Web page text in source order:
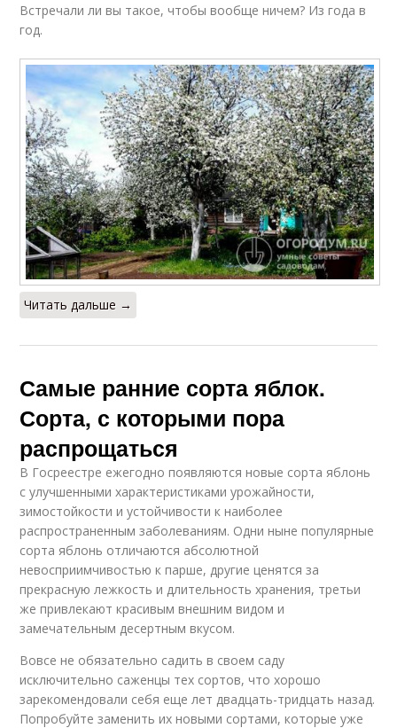
Встречали ли вы такое, чтобы вообще ничем? Из года в
год.
Читать дальше →
Самые ранние сорта яблок.
Сорта, с которыми пора
распрощаться
В Госреестре ежегодно появляются новые сорта яблонь
с улучшенными характеристиками урожайности,
зимостойкости и устойчивости к наиболее
распространенным заболеваниям. Одни ныне популярные
сорта яблонь отличаются абсолютной
невосприимчивостью к парше, другие ценятся за
прекрасную лежкость и длительность хранения, третьи
же привлекают красивым внешним видом и
замечательным десертным вкусом.
Вовсе не обязательно садить в своем саду
исключительно саженцы тех сортов, что хорошо
зарекомендовали себя еще лет двадцать-тридцать назад.
Попробуйте заменить их новыми сортами, которые уже